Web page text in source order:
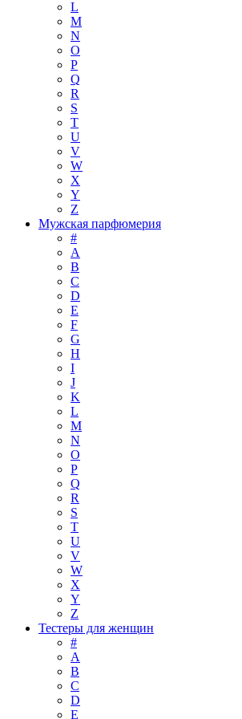
L
M
N
O
P
Q
R
S
T
U
V
W
X
Y
Z
Мужская парфюмерия
#
A
B
C
D
E
F
G
H
I
J
K
L
M
N
O
P
Q
R
S
T
U
V
W
X
Y
Z
Тестеры для женщин
#
A
B
C
D
E